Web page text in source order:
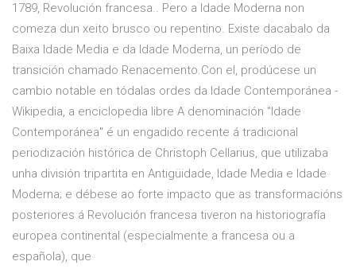
1789, Revolución francesa.. Pero a Idade Moderna non
comeza dun xeito brusco ou repentino. Existe dacabalo da
Baixa Idade Media e da Idade Moderna, un período de
transición chamado Renacemento.Con el, prodúcese un
cambio notable en tódalas ordes da Idade Contemporánea -
Wikipedia, a enciclopedia libre A denominación "Idade
Contemporánea" é un engadido recente á tradicional
periodización histórica de Christoph Cellarius, que utilizaba
unha división tripartita en Antigüidade, Idade Media e Idade
Moderna; e débese ao forte impacto que as transformacións
posteriores á Revolución francesa tiveron na historiografía
europea continental (especialmente a francesa ou a
española), que